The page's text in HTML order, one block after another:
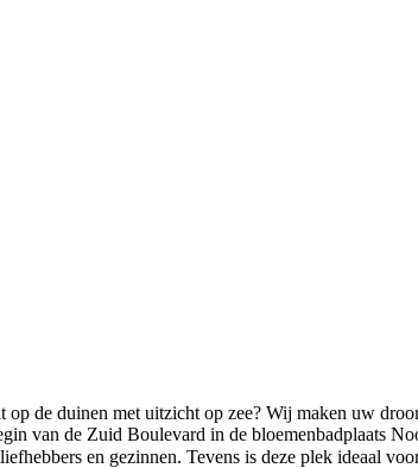
de duinen met uitzicht op zee? Wij maken uw
van de Zuid Boulevard in de bloemenbadplaats
en gezinnen. Tevens is deze plek ideaal